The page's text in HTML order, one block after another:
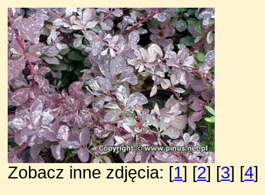
Zobacz inne zdjęcia: [1] [2] [3] [4]